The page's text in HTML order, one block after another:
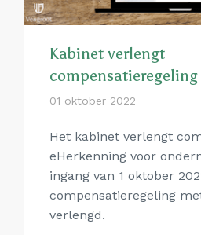
Kabinet verlengt
01 oktober 2022
Het kabinet verlengt
eHerkenning voor
ingang van 1 oktober
compensatieregeling
verlengd.